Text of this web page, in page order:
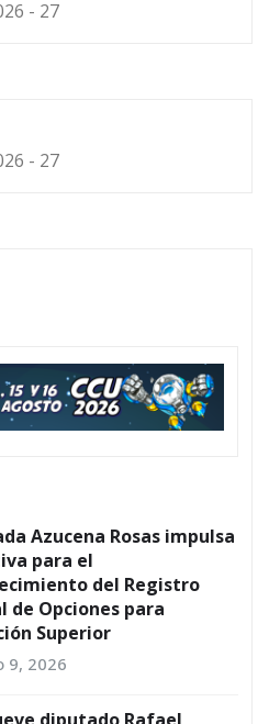
- 27
- 27
Azucena Rosas impulsa
para el
del Registro
de Opciones para
Superior
9, 2026